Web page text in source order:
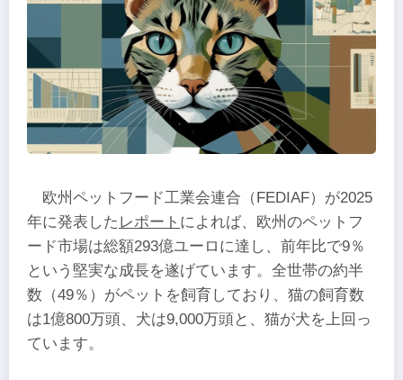
欧州ペットフード工業会連合（FEDIAF）が2025
年に発表した レポート によれば、欧州のペットフ
ード市場は総額293億ユーロに達し、前年比で9％
という堅実な成長を遂げています。全世帯の約半
数（49％）がペットを飼育しており、猫の飼育数
は1億800万頭、犬は9,000万頭と、猫が犬を上回っ
ています。